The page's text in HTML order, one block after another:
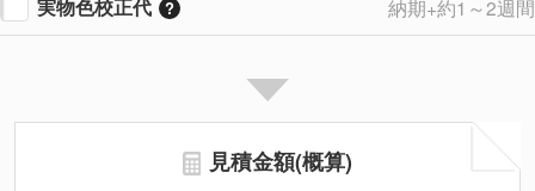
実物色校正代 納期+約1～2週間
見積金額(概算)